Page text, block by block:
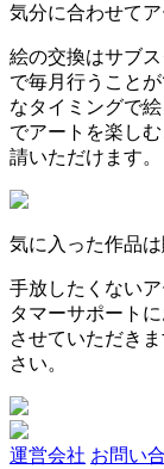
気分に合わせて
絵の交換はサブ
で毎月行うこと
なタイミングで
でアートを楽し
請いただけます。
気に入った作品
手放したくない
タマーサポート
させていただき
さい。
運営会社 お問い